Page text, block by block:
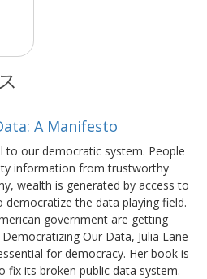
A Manifesto
to our democratic system. People
information from trustworthy
wealth is generated by access to
the data playing field.
government are getting
Our Data, Julia Lane
for democracy. Her book is
fix its broken public data system.